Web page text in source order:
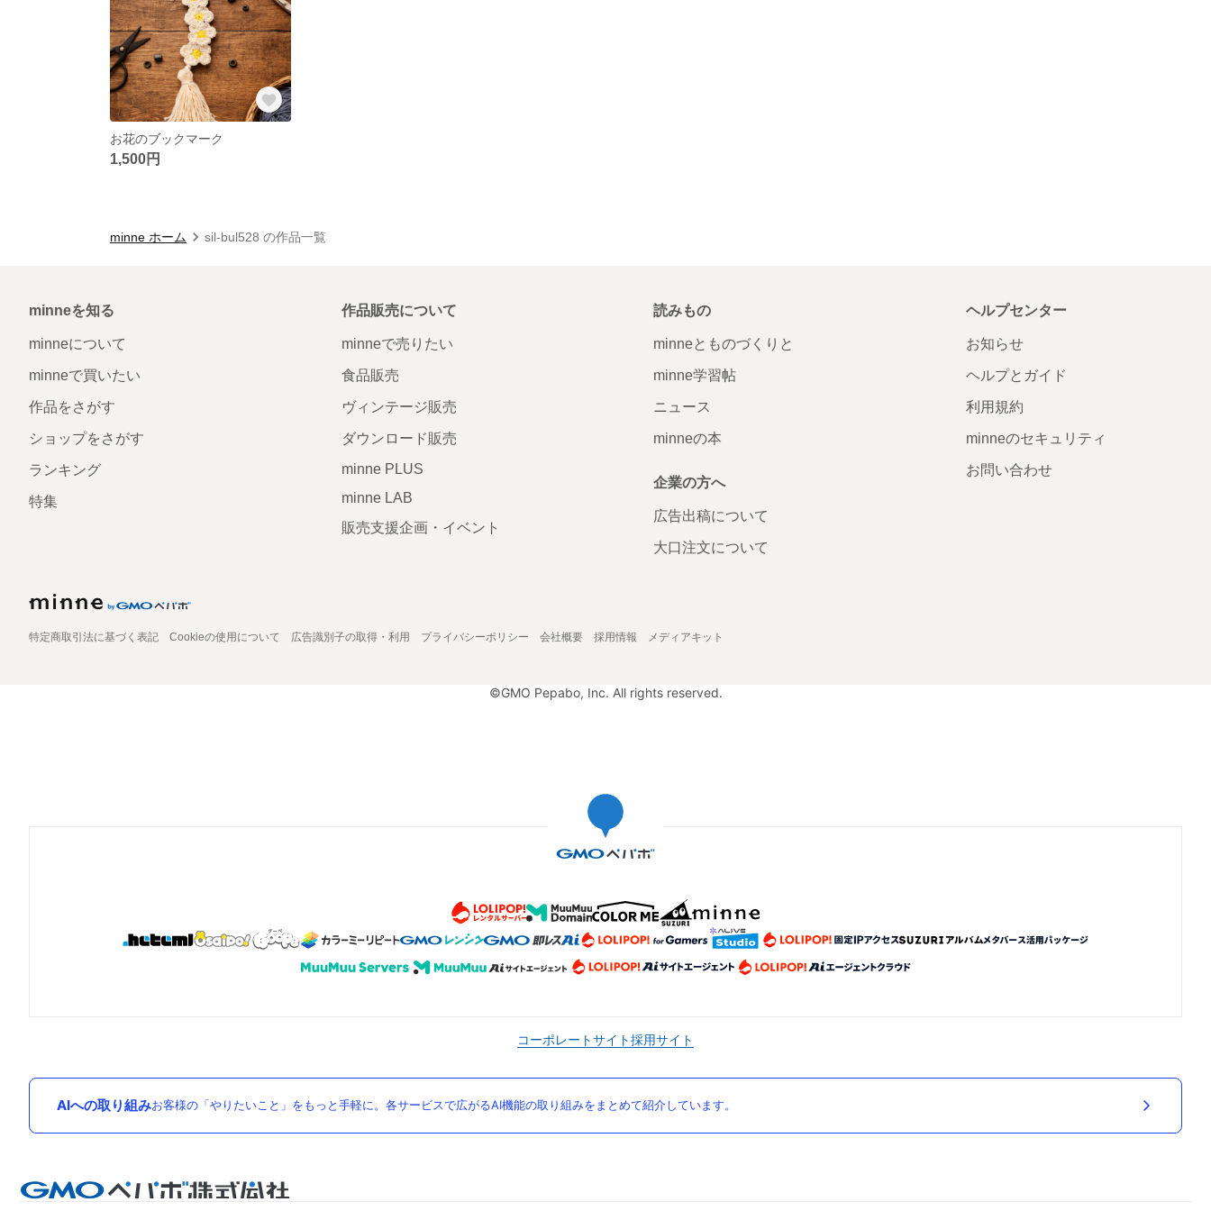
お花のブックマーク
1,500円
minne ホーム sil-bul528 の作品一覧
minneを知る
minneについて
minneで買いたい
作品をさがす
ショップをさがす
ランキング
特集
作品販売について
minneで売りたい
食品販売
ヴィンテージ販売
ダウンロード販売
minne PLUS
minne LAB
販売支援企画・イベント
読みもの
minneとものづくりと
minne学習帖
ニュース
minneの本
企業の方へ
広告出稿について
大口注文について
ヘルプセンター
お知らせ
ヘルプとガイド
利用規約
minneのセキュリティ
お問い合わせ
特定商取引法に基づく表記 Cookieの使用について 広告識別子の取得・利用 プライバシーポリシー 会社概要 採用情報 メディアキット
©GMO Pepabo, Inc. All rights reserved.
コーポレートサイト採用サイト
AIへの取り組みお客様の「やりたいこと」をもっと手軽に。各サービスで広がるAI機能の取り組みをまとめて紹介しています。